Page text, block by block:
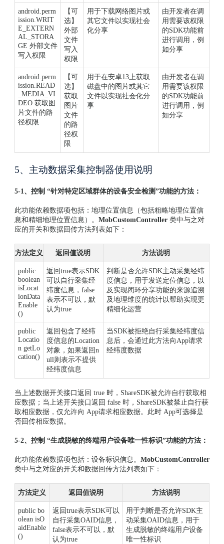
android.perm
ission.WRIT
E_EXTERN
AL_STORA
GE 外部文件
写入权限
【可
选】
外部
文件
写入
权限
用于下载网络图片或
其它文件以实现社会
化分享
由开发者在调
用需要该权限
的SDK功能前
进行调用，例
如分享
android.perm
ission.READ
_MEDIA_VI
DEO 获取图
片文件的路
径权限
【可
选】
获取
图片
文件
的路
径权
限
用于在安卓13上获取
磁盘中的图片或其它
文件以实现社会化分
享
由开发者在调
用需要该权限
的SDK功能前
进行调用，例
如分享
5、主动数据采集控制器使用说明
5-1、控制 “针对特定区域群体的设备安全检测”功能的方法：
此功能依赖数据项包括：地理位置信息（包括粗略地理位置信
息和精细地理位置信息）。 MobCustomController类中与之对
应的开关和数据回传方法列表如下：
方法定义 返回值说明 方法说明
public
boolean
isLocat
ionData
Enable
()
返回true表示SDK
可以自行采集经
纬度信息，false
表示不可以，默
认为true
判断是否允许SDK主动采集经纬
度信息，用于发送定位信息，以
及实现闭环分享功能的来源追溯
及地理维度的统计以帮助实现更
精细化运营
public
Locatio
n getLo
cation()
返回包含了经纬
度信息的Location
对象，如果返回n
ull则表示不提供
经纬度信息
当SDK被拒绝自行采集经纬度信
息后，会通过此方法向App请求
经纬度数据
当上述数据开关接口返回 true 时，ShareSDK被允许自行获取相
应数据；当上述开关接口返回 false 时，ShareSDK被禁止自行获
取相应数据，仅允许向 App请求相应数据。此时 App可选择是
否回传相应数据。
5-2、控制 “生成脱敏的终端用户设备唯一性标识”功能的方法：
此功能依赖数据项包括：设备标识信息。 MobCustomController
类中与之对应的开关和数据回传方法列表如下：
方法定义 返回值说明 方法说明
public bo
olean isO
aidEnable
()
返回true表示SDK可以
自行采集OAID信息，
false表示不可以，默
认为true
用于判断是否允许SDK主
动采集OAID信息，用于
生成脱敏的终端用户设备
唯一性标识